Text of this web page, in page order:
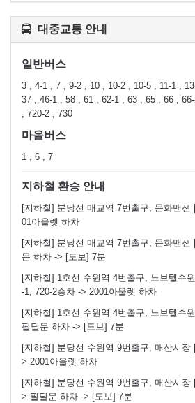
대중교통 안내
일반버스
3 , 4-1 , 7 , 9-2 , 10 , 10-2 , 10-5 , 11-1 ,
37 , 46-1 , 58 , 61 , 62-1 , 63 , 65 , 66 ,
, 720-2 , 730
마을버스
1 , 6 , 7
지하철 환승 안내
[지하철] 분당선 매교역 7번출구, 문화맨
01아울렛 하차
[지하철] 분당선 매교역 7번출구, 문화맨
문 하차 -> [도보] 7분
[지하철] 1호선 수원역 4번출구, 노보텔수
-1, 720-2승차 -> 2001아울렛 하차
[지하철] 1호선 수원역 4번출구, 노보텔수
팔달문 하차 -> [도보] 7분
[지하철] 분당선 수원역 9번출구, 매산시장
> 2001아울렛 하차
[지하철] 분당선 수원역 9번출구, 매산시
> 팔달문 하차 -> [도보] 7분